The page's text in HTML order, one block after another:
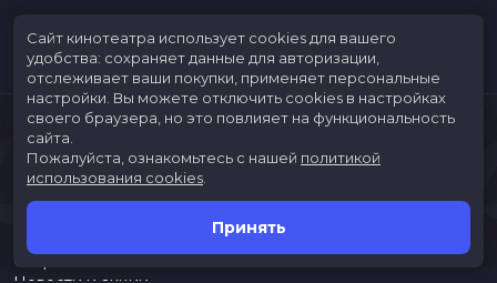
Скоро в кино
Сайт кинотеатра использует cookies для вашего
удобства: сохраняет данные для авторизации,
отслеживает ваши покупки, применяет персональные
настройки. Вы можете отключить cookies в настройках
своего браузера, но это повлияет на функциональность
сайта.
Пожалуйста, ознакомьтесь с нашей политикой
использования cookies
Принять